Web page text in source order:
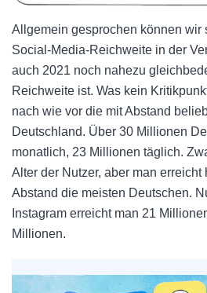
Allgemein gesprochen können wir
Social-Media-Reichweite in der
auch 2021 noch nahezu
Reichweite ist. Was kein
nach wie vor die mit Abstand
Deutschland. Über 30 Millionen
monatlich, 23 Millionen täglich.
Alter der Nutzer, aber man erreicht
Abstand die meisten Deutschen.
Instagram erreicht man 21
Millionen.